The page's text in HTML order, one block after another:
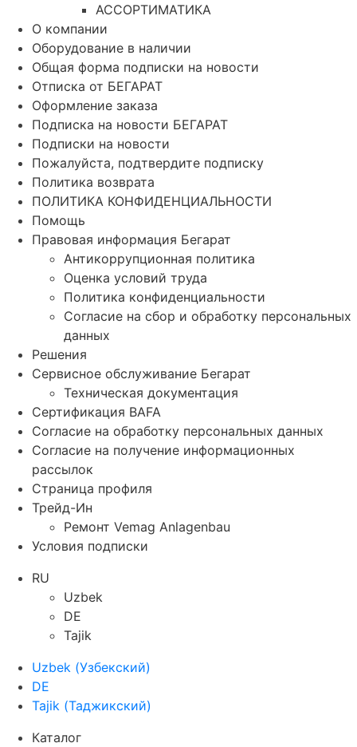
АССОРТИМАТИКА
О компании
Оборудование в наличии
Общая форма подписки на новости
Отписка от БЕГАРАТ
Оформление заказа
Подписка на новости БЕГАРАТ
Подписки на новости
Пожалуйста, подтвердите подписку
Политика возврата
ПОЛИТИКА КОНФИДЕНЦИАЛЬНОСТИ
Помощь
Правовая информация Бегарат
Антикоррупционная политика
Оценка условий труда
Политика конфиденциальности
Согласие на сбор и обработку персональных
данных
Решения
Сервисное обслуживание Бегарат
Техническая документация
Сертификация BAFA
Согласие на обработку персональных данных
Согласие на получение информационных
рассылок
Страница профиля
Трейд-Ин
Ремонт Vemag Anlagenbau
Условия подписки
RU
Uzbek
DE
Tajik
Uzbek (Узбекский)
DE
Tajik (Таджикский)
Каталог